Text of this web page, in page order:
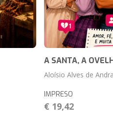
A SANTA, A
Aloísio Alves de
IMPRESO
€ 19,42